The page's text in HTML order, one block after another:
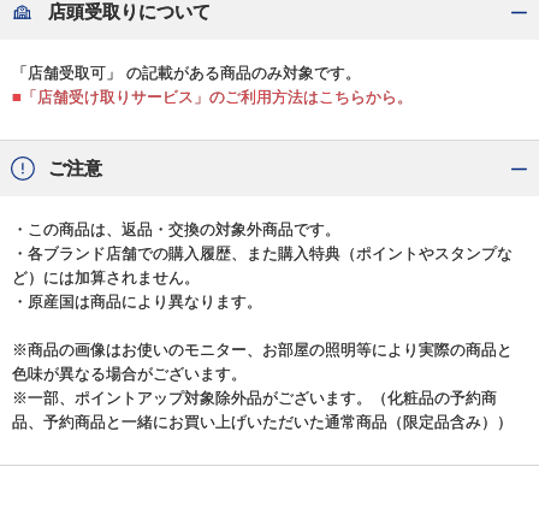
店頭受取りについて
「店舗受取可」 の記載がある商品のみ対象です。
■「店舗受け取りサービス」のご利用方法はこちらから。
ご注意
・この商品は、返品・交換の対象外商品です。
・各ブランド店舗での購入履歴、また購入特典（ポイントやスタンプな
ど）には加算されません。
・原産国は商品により異なります。
※商品の画像はお使いのモニター、お部屋の照明等により実際の商品と
色味が異なる場合がございます。
※一部、ポイントアップ対象除外品がございます。（化粧品の予約商
品、予約商品と一緒にお買い上げいただいた通常商品（限定品含み））